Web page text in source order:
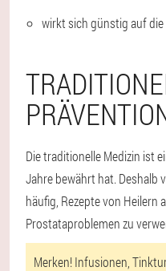
wirkt sich günstig auf die
Die traditionelle Medizin ist
Jahre bewährt hat. Deshalb
häufig, Rezepte von Heilern
Prostataproblemen zu
Merken! Infusionen,